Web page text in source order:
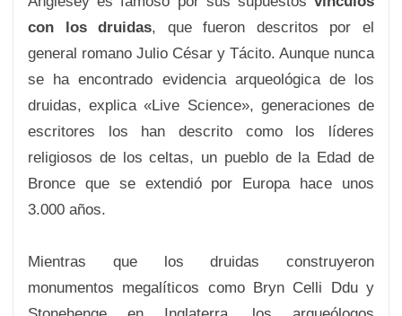
con los druidas, que fueron descritos por el
general romano Julio César y Tácito. Aunque nunca
se ha encontrado evidencia arqueológica de los
druidas, explica «Live Science», generaciones de
escritores los han descrito como los líderes
religiosos de los celtas, un pueblo de la Edad de
Bronce que se extendió por Europa hace unos
3.000 años.
Mientras que los druidas construyeron
monumentos megalíticos como Bryn Celli Ddu y